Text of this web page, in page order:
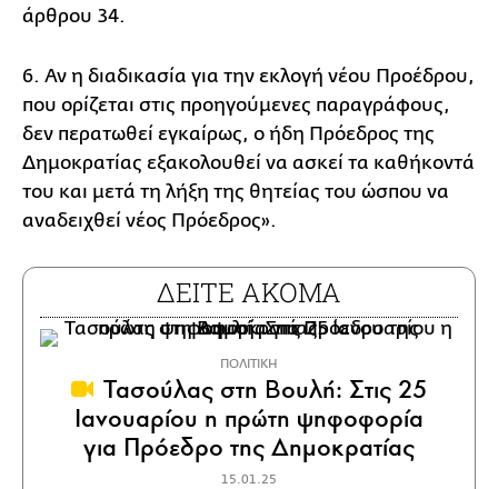
άρθρου 34.
6. Αν η διαδικασία για την εκλογή νέου Προέδρου,
που ορίζεται στις προηγούμενες παραγράφους,
δεν περατωθεί εγκαίρως, ο ήδη Πρόεδρος της
Δημοκρατίας εξακολουθεί να ασκεί τα καθήκοντά
του και μετά τη λήξη της θητείας του ώσπου να
αναδειχθεί νέος Πρόεδρος».
ΔΕΙΤΕ ΑΚΟΜΑ
ΠΟΛΙΤΙΚΗ
Τασούλας στη Βουλή: Στις 25
Ιανουαρίου η πρώτη ψηφοφορία
για Πρόεδρο της Δημοκρατίας
15.01.25